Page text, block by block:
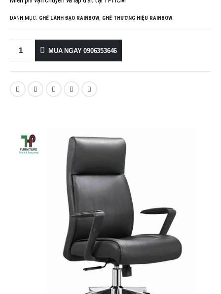
DANH MỤC: GHẾ LÃNH ĐẠO RAINBOW, GHẾ THƯƠNG HIỆU RAINBOW
MUA NGAY 0906353646